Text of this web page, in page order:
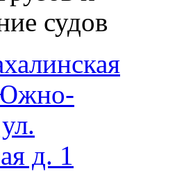
судов
Южно-
д. 1